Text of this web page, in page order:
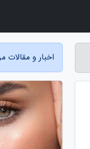
اخبار و مقالات